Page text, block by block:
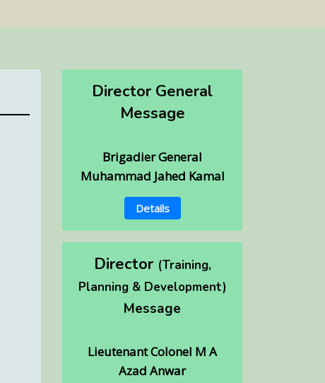
Director General
Message
Brigadier General
Muhammad Jahed Kamal
Details
Director (Training,
Planning & Development)
Message
Lieutenant Colonel M A
Azad Anwar